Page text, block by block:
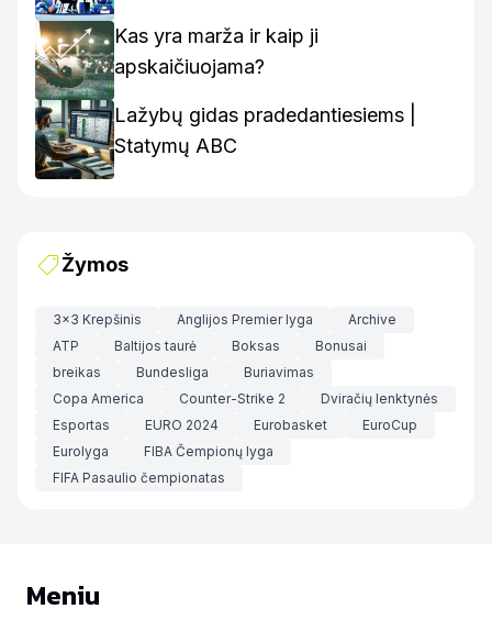
Kas yra marža ir kaip ji
apskaičiuojama?
Lažybų gidas pradedantiesiems |
Statymų ABC
Žymos
3x3 Krepšinis Anglijos Premier lyga
Archive
ATP
Baltijos taurė Boksas
Bonusai
breikas
Bundesliga
Buriavimas
Copa America
Counter-Strike 2
Dviračių lenktynės
Esportas
EURO 2024 Eurobasket
EuroCup
Eurolyga
FIBA Čempionų lyga
FIFA Pasaulio čempionatas
Meniu